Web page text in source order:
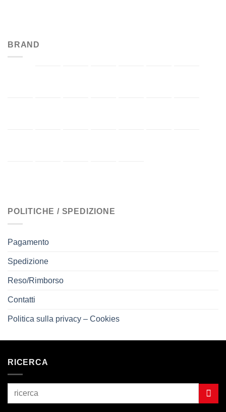
BRAND
POLITICHE / SPEDIZIONE
Pagamento
Spedizione
Reso/Rimborso
Contatti
Politica sulla privacy – Cookies
RICERCA